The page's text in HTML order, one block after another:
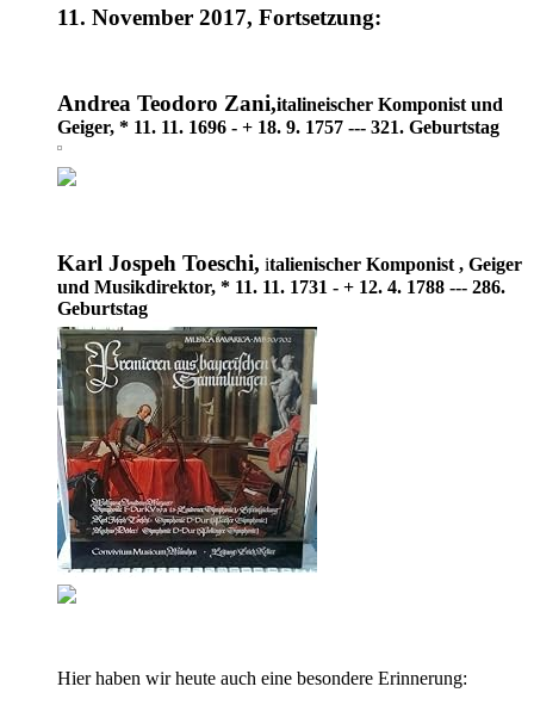
11. November 2017, Fortsetzung:
Andrea Teodoro Zani,italineischer Komponist und
Geiger, * 11. 11. 1696 - + 18. 9. 1757 --- 321. Geburtstag
Karl Jospeh Toeschi, italienischer Komponist , Geiger
und Musikdirektor, * 11. 11. 1731 - + 12. 4. 1788 --- 286.
Geburtstag
Hier haben wir heute auch eine besondere Erinnerung: